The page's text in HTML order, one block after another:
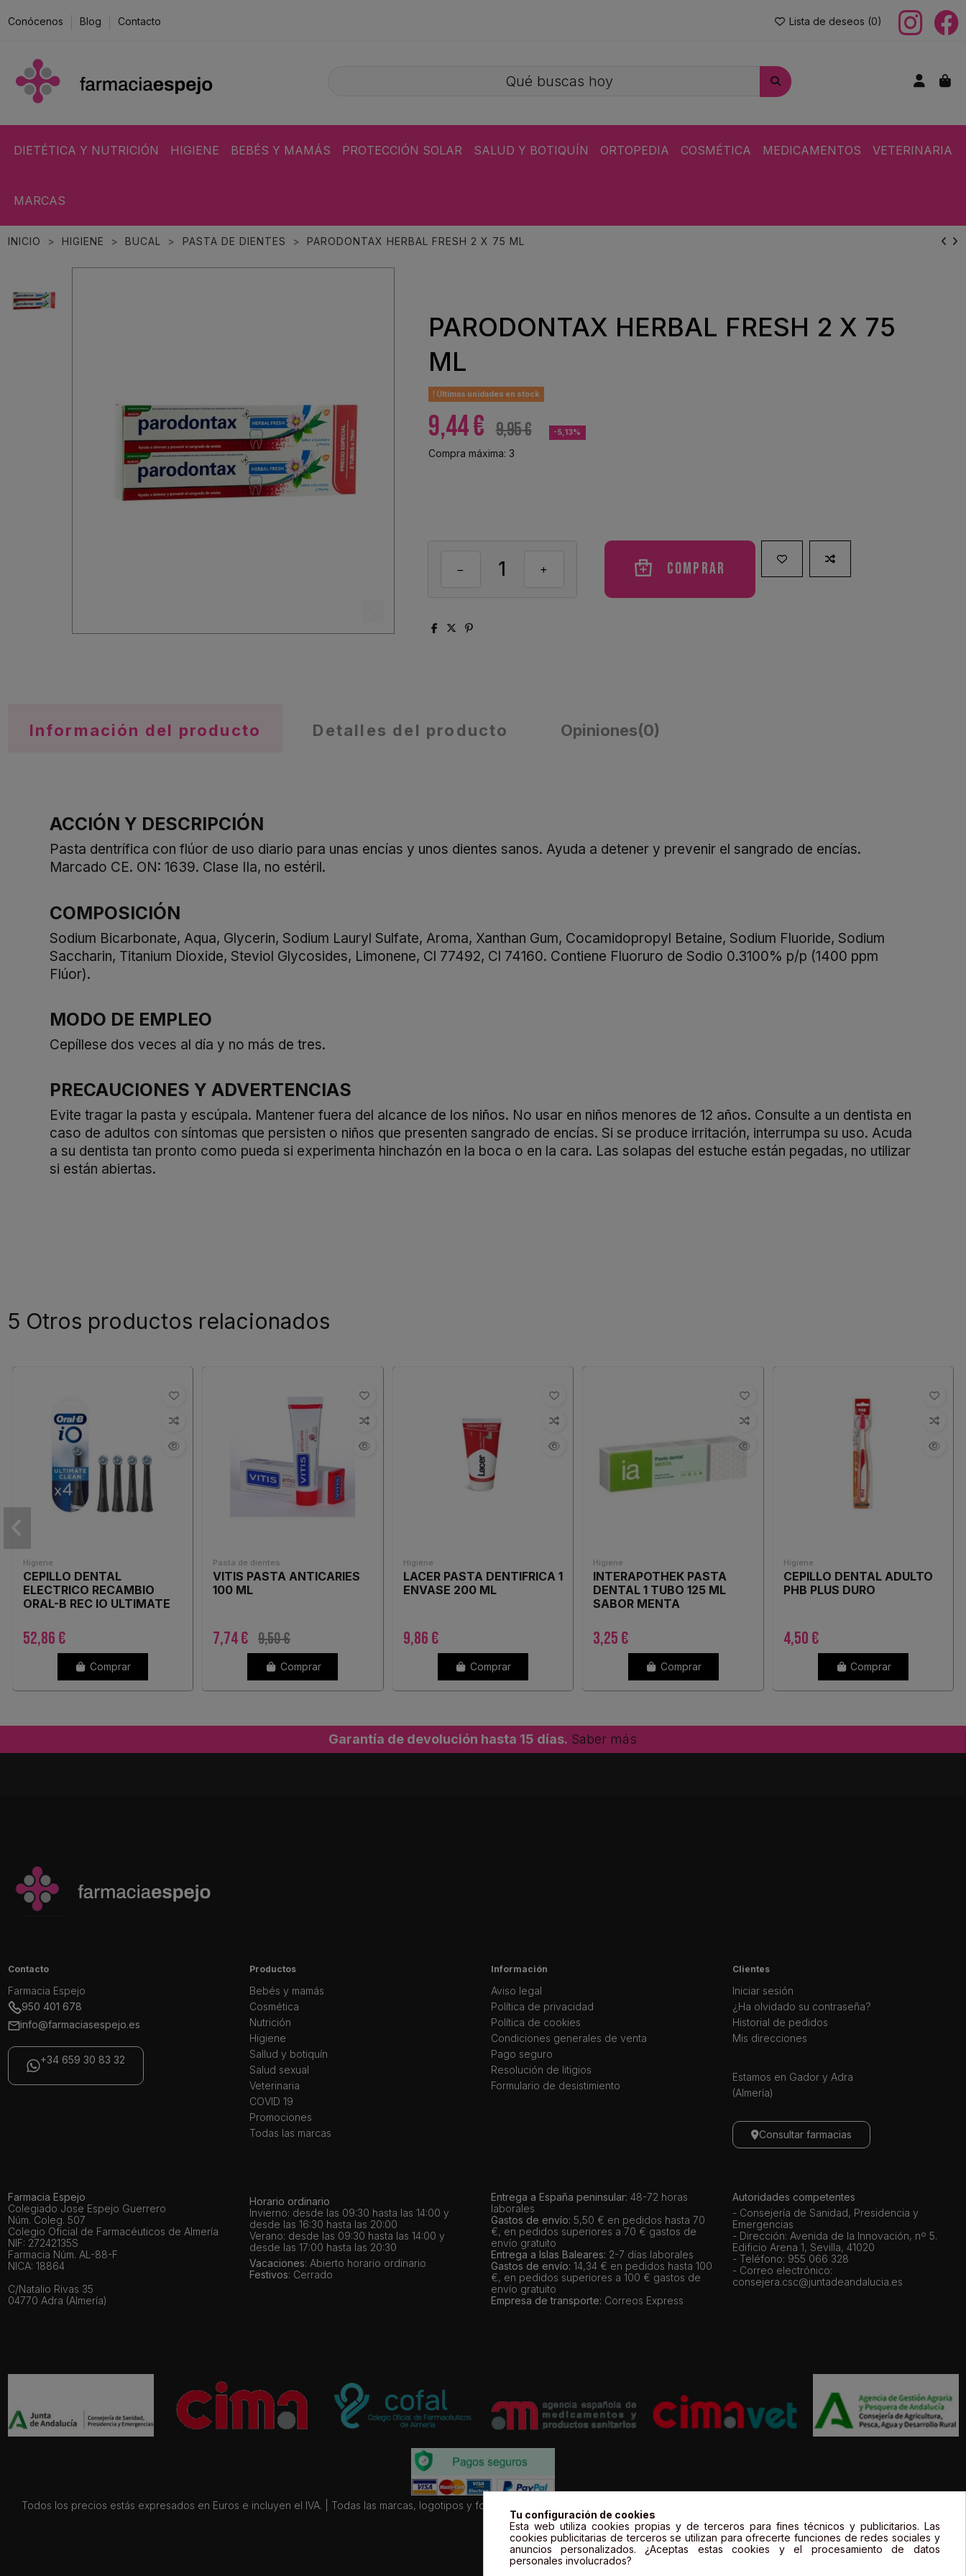
Conócenos Blog Contacto Lista de deseos (0)
DIETÉTICA Y NUTRICIÓN HIGIENE BEBÉS Y MAMÁS PROTECCIÓN SOLAR SALUD Y BOTIQUÍN ORTOPEDIA COSMÉTICA MEDICAMENTOS VETERINARIA
MARCAS
INICIO HIGIENE BUCAL PASTA DE DIENTES PARODONTAX HERBAL FRESH 2 X 75 ML
PARODONTAX HERBAL FRESH 2 X 75
ML
Últimas unidades en stock
9,44 € 9,95 € -5,13%
Compra máxima: 3
Comprar
Información del producto Detalles del producto Opiniones(0)
ACCIÓN Y DESCRIPCIÓN
Pasta dentrífica con flúor de uso diario para unas encías y unos dientes sanos. Ayuda a detener y prevenir el sangrado de encías.
Marcado CE. ON: 1639. Clase IIa, no estéril.
COMPOSICIÓN
Sodium Bicarbonate, Aqua, Glycerin, Sodium Lauryl Sulfate, Aroma, Xanthan Gum, Cocamidopropyl Betaine, Sodium Fluoride, Sodium
Saccharin, Titanium Dioxide, Steviol Glycosides, Limonene, Cl 77492, Cl 74160. Contiene Fluoruro de Sodio 0.3100% p/p (1400 ppm
Flúor).
MODO DE EMPLEO
Cepíllese dos veces al día y no más de tres.
PRECAUCIONES Y ADVERTENCIAS
Evite tragar la pasta y escúpala. Mantener fuera del alcance de los niños. No usar en niños menores de 12 años. Consulte a un dentista en
caso de adultos con síntomas que persisten o niños que presenten sangrado de encías. Si se produce irritación, interrumpa su uso. Acuda
a su dentista tan pronto como pueda si experimenta hinchazón en la boca o en la cara. Las solapas del estuche están pegadas, no utilizar
si están abiertas.
5 Otros productos relacionados
Higiene
CEPILLO DENTAL
ELECTRICO RECAMBIO
ORAL-B REC IO ULTIMATE
COLOR NEGRO...
52,86 €
Comprar
Pasta de dientes
VITIS PASTA ANTICARIES
100 ML
7,74 € 9,50 €
Comprar
Higiene
LACER PASTA DENTIFRICA 1
ENVASE 200 ML
9,86 €
Comprar
Higiene
INTERAPOTHEK PASTA
DENTAL 1 TUBO 125 ML
SABOR MENTA
3,25 €
Comprar
Higiene
CEPILLO DENTAL ADULTO
PHB PLUS DURO
4,50 €
Comprar
Garantía de devolución hasta 15 días. Saber más
Contacto
Farmacia Espejo
950 401 678
info@farmaciasespejo.es
+34 659 30 83 32
Productos
Bebés y mamás
Cosmética
Nutrición
Higiene
Sallud y botiquín
Salud sexual
Veterinaria
COVID 19
Promociones
Todas las marcas
Información
Aviso legal
Política de privacidad
Política de cookies
Condiciones generales de venta
Pago seguro
Resolución de litigios
Formulario de desistimiento
Clientes
Iniciar sesión
¿Ha olvidado su contraseña?
Historial de pedidos
Mis direcciones
Estamos en Gador y Adra
(Almería)
Consultar farmacias
Farmacia Espejo
Colegiado Jose Espejo Guerrero
Núm. Coleg. 507
Colegio Oficial de Farmacéuticos de Almería
NIF: 27242135S
Farmacia Núm. AL-88-F
NICA: 18864
C/Natalio Rivas 35
04770 Adra (Almería)
Horario ordinario
Invierno: desde las 09:30 hasta las 14:00 y
desde las 16:30 hasta las 20:00
Verano: desde las 09:30 hasta las 14:00 y
desde las 17:00 hasta las 20:30
Vacaciones: Abierto horario ordinario
Festivos: Cerrado
Entrega a España peninsular: 48-72 horas
laborales
Gastos de envío: 5,50 € en pedidos hasta 70
€, en pedidos superiores a 70 € gastos de
envío gratuito
Entrega a Islas Baleares: 2-7 días laborales
Gastos de envío: 14,34 € en pedidos hasta 100
€, en pedidos superiores a 100 € gastos de
envío gratuito
Empresa de transporte: Correos Express
Autoridades competentes
- Consejería de Sanidad, Presidencia y
Emergencias
- Dirección: Avenida de la Innovación, nº 5.
Edificio Arena 1, Sevilla, 41020
- Teléfono: 955 066 328
- Correo electrónico:
consejera.csc@juntadeandalucia.es
Todos los precios estás expresados en Euros e incluyen el IVA. | Todas las marcas, logotipos y fotos de productos son propiedad legal de sus propietarios y sólo se muestran a título informativo.
Tu configuración de cookies
Esta web utiliza cookies propias y de terceros para fines técnicos y publicitarios. Las
cookies publicitarias de terceros se utilizan para ofrecerte funciones de redes sociales y
anuncios personalizados. ¿Aceptas estas cookies y el procesamiento de datos
personales involucrados?